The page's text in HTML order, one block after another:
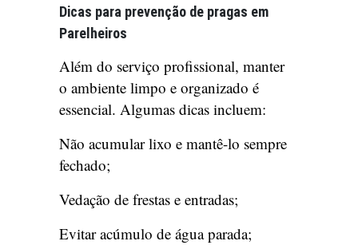
Dicas para prevenção de pragas em
Parelheiros
Além do serviço profissional, manter
o ambiente limpo e organizado é
essencial. Algumas dicas incluem:
Não acumular lixo e mantê-lo sempre
fechado;
Vedação de frestas e entradas;
Evitar acúmulo de água parada;